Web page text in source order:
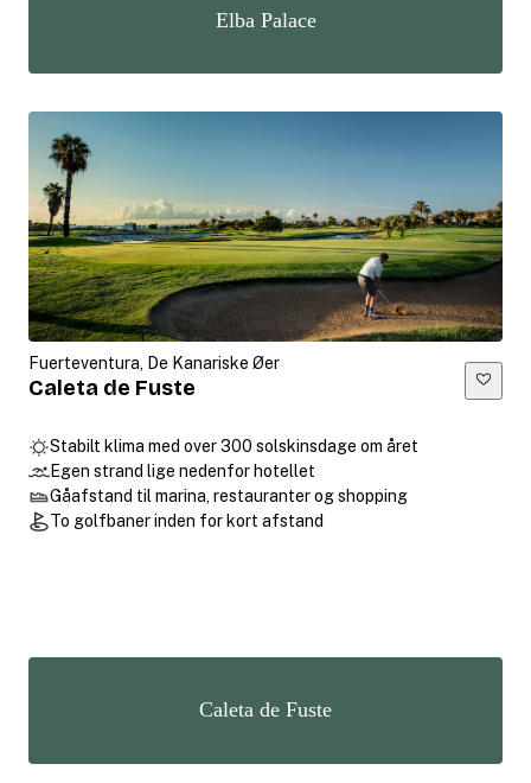
Elba Palace
Fuerteventura, De Kanariske Øer
Caleta de Fuste
Stabilt klima med over 300 solskinsdage om året
Egen strand lige nedenfor hotellet
Gåafstand til marina, restauranter og shopping
To golfbaner inden for kort afstand
Caleta de Fuste